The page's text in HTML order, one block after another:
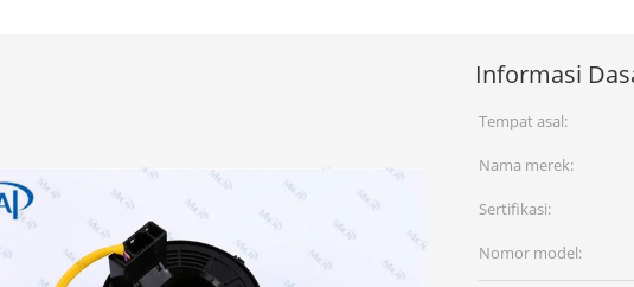
Informasi
Tempat asal:
Nama merek:
Sertifikasi:
Nomor model: